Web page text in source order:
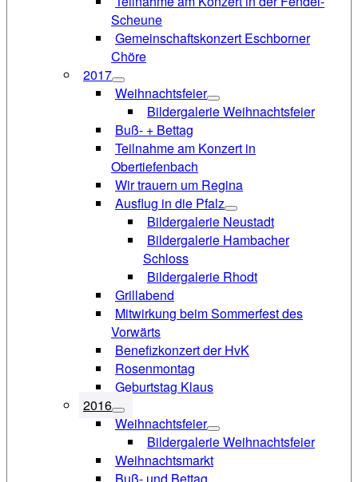
Scheune
Gemeinschaftskonzert Eschborner
Chöre
2017
Weihnachtsfeier
Bildergalerie Weihnachtsfeier
Buß- + Bettag
Teilnahme am Konzert in
Obertiefenbach
Wir trauern um Regina
Ausflug in die Pfalz
Bildergalerie Neustadt
Bildergalerie Hambacher
Schloss
Bildergalerie Rhodt
Grillabend
Mitwirkung beim Sommerfest des
Vorwärts
Benefizkonzert der HvK
Rosenmontag
Geburtstag Klaus
2016
Weihnachtsfeier
Bildergalerie Weihnachtsfeier
Weihnachtsmarkt
Buß- und Bettag